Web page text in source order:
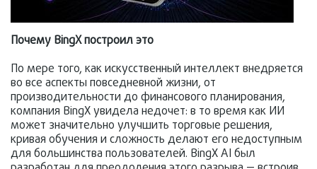
Почему BingX построил это
По мере того, как искусственный интеллект внедряется
во все аспекты повседневной жизни, от
производительности до финансового планирования,
компания BingX увидела недочет: в то время как ИИ
может значительно улучшить торговые решения,
кривая обучения и сложность делают его недоступным
для большинства пользователей. BingX AI был